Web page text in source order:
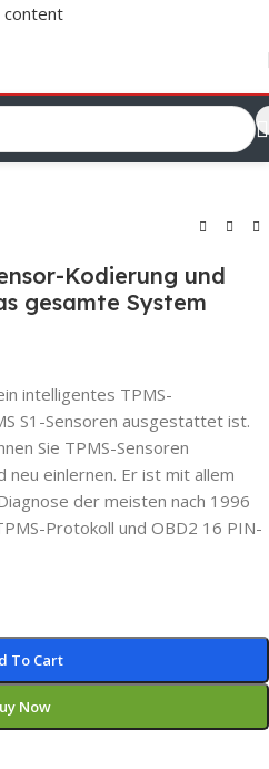
content
Kodierung und
gesamte System
intelligentes TPMS-
S1-Sensoren ausgestattet ist.
Sie TPMS-Sensoren
einlernen. Er ist mit allem
der meisten nach 1996
Protokoll und OBD2 16 PIN-
To Cart
Now